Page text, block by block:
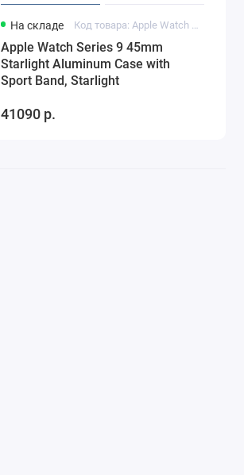
На складе Код товара: Apple Watch Series 9 45mm Starlight Aluminum Case
Apple Watch Series 9 45mm
Starlight Aluminum Case with
Sport Band, Starlight
41090 р.